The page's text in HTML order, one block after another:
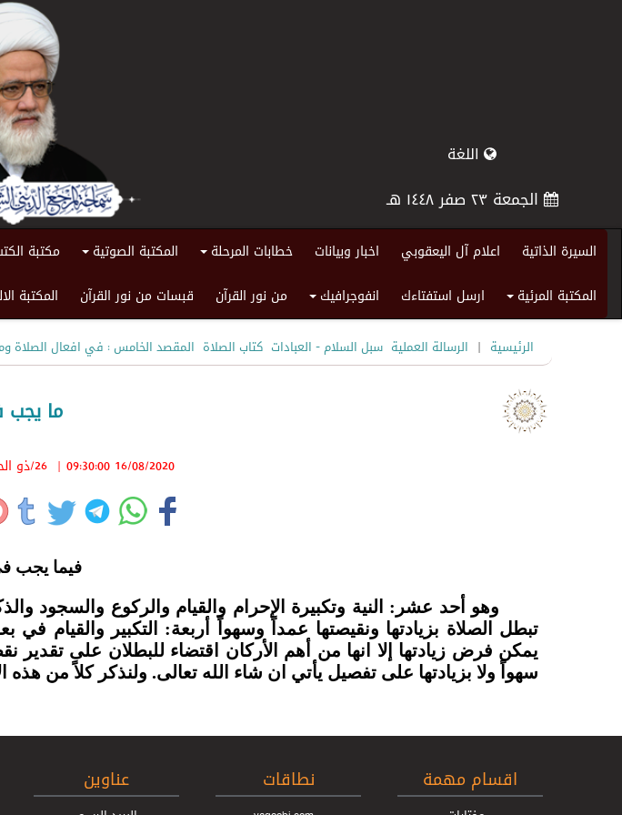
اللغة
الجمعة ٢٣ صفر ١٤٤٨ هـ
السيرة الذاتية اعلام آل اليعقوبي اخبار وبيانات خطابات المرحلة المكتبة الصوتية مكتبة
المكتبة المرئية ارسل استفتاءك انفوجرافيك من نور القرآن قبسات من نور القرآن المكتبة
الرئيسية | الرسالة العملية سبل السلام - العبادات كتاب الصلاة المقصد الخامس : في افعال الصلاة
ما يجب
16/08/2020 09:30:00
| 26/ذو الحجة/1441
فيما يجب
وهو أحد عشر: النية وتكبيرة الإحرام والقيام والركوع والسجود
تبطل الصلاة بزيادتها ونقيصتها عمداً وسهواً أربعة: التكبير والقيام
يمكن فرض زيادتها إلا انها من أهم الأركان اقتضاء للبطلان على تقدير
سهواً ولا بزيادتها على تفصيل يأتي ان شاء الله تعالى. ولنذكر كلاً من
اقسام مهمة نطاقات عناوين